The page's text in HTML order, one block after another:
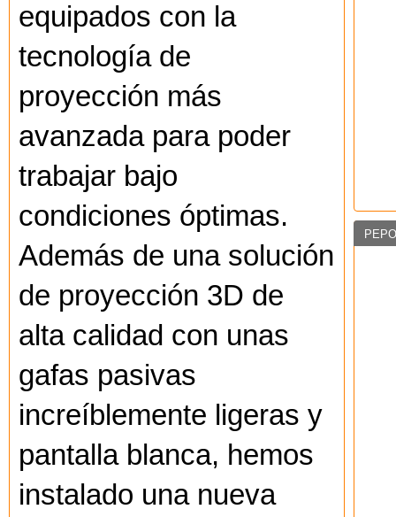
equipados con la
tecnología de
proyección más
avanzada para poder
trabajar bajo
condiciones óptimas.
Además de una solución
de proyección 3D de
alta calidad con unas
gafas pasivas
increíblemente ligeras y
pantalla blanca, hemos
instalado una nueva